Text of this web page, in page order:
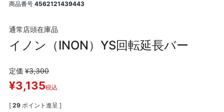
商品番号 4562121439443
通常店頭在庫品
イノン（INON）YS回転延長バー
定価 ¥3,300
¥3,135税込
[ 29 ポイント進呈 ]